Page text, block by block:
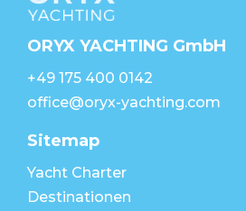
ORYX YACHTING GmbH
+49 175 400 0142
office@oryx-yachting.com
Sitemap
Yacht Charter
Destinationen